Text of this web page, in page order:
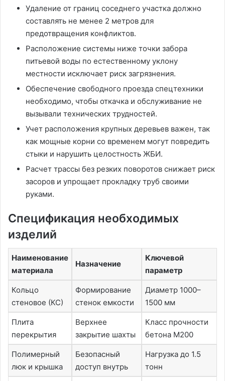
Удаление от границ соседнего участка должно
составлять не менее 2 метров для
предотвращения конфликтов.
Расположение системы ниже точки забора
питьевой воды по естественному уклону
местности исключает риск загрязнения.
Обеспечение свободного проезда спецтехники
необходимо, чтобы откачка и обслуживание не
вызывали технических трудностей.
Учет расположения крупных деревьев важен, так
как мощные корни со временем могут повредить
стыки и нарушить целостность ЖБИ.
Расчет трассы без резких поворотов снижает риск
засоров и упрощает прокладку труб своими
руками.
Спецификация необходимых
изделий
Наименование
материала
Назначение
Ключевой
параметр
Кольцо
стеновое (КС)
Формирование
стенок емкости
Диаметр 1000–
1500 мм
Плита
перекрытия
Верхнее
закрытие шахты
Класс прочности
бетона М200
Полимерный
люк и крышка
Безопасный
доступ внутрь
Нагрузка до 1.5
тонн